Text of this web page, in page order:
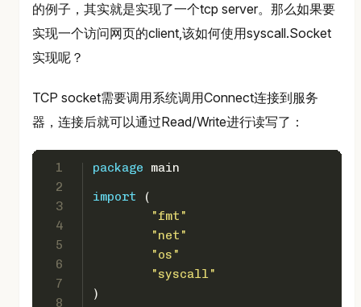
的例子，其实就是实现了一个tcp server。那么如果要
实现一个访问网页的client,该如何使用syscall.Socket
实现呢？
TCP socket需要调用系统调用Connect连接到服务
器，连接后就可以通过Read/Write进行读写了：
1
2
3
4
5
6
7
8
package main
import (
"fmt"
"net"
"os"
"syscall"
)